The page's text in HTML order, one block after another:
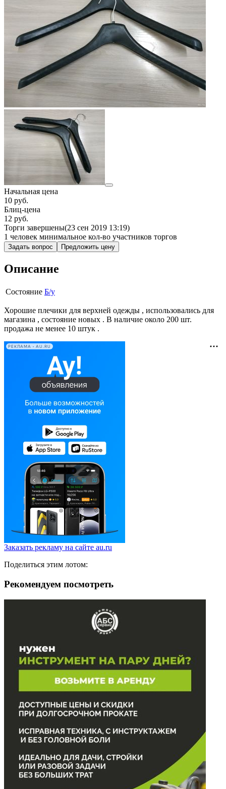
Начальная цена
10 руб.
Блиц-цена
12 руб.
Торги завершены(23 сен 2019 13:19)
1 человек минимальное кол-во участников торгов
Задать вопрос Предложить цену
Описание
Состояние Б/у
Хорошие плечики для верхней одежды , использовались для
магазина , состояние новых . В наличие около 200 шт.
продажа не менее 10 штук .
РЕКЛАМА • AU.RU
Заказать рекламу на сайте au.ru
Поделиться этим лотом:
Рекомендуем посмотреть